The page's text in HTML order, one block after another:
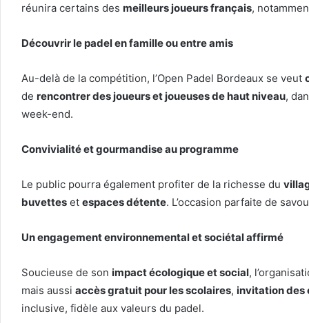
réunira certains des meilleurs joueurs français,
Découvrir le padel en famille ou entre amis
Au-delà de la compétition, l’Open Padel Bordeaux se veut
de rencontrer des joueurs et joueuses de haut niveau,
week-end.
Convivialité et gourmandise au programme
Le public pourra également profiter de la richesse du
buvettes et espaces détente. L’occasion parfaite de
Un engagement environnemental et sociétal affirmé
Soucieuse de son impact écologique et social,
mais aussi accès gratuit pour les scolaires, invitation des
inclusive, fidèle aux valeurs du padel.